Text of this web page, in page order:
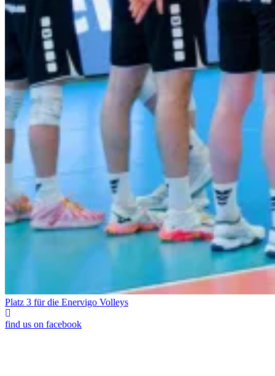
Platz 3 für die Enervigo Volleys
find us on facebook